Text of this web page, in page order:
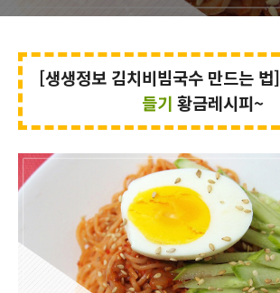
[생생정보 김치비빔국수 만드는 법]
들기 황금레시피~